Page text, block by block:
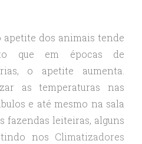
dos animais tende
que em épocas de
o apetite aumenta.
as temperaturas nas
e até mesmo na sala
fazendas leiteiras, alguns
nos Climatizadores